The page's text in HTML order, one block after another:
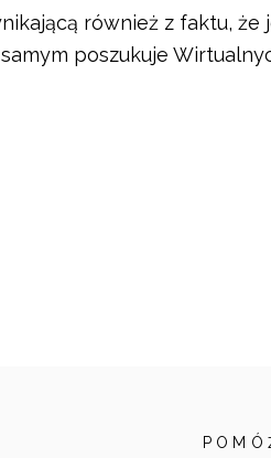
również z faktu, że
poszukuje